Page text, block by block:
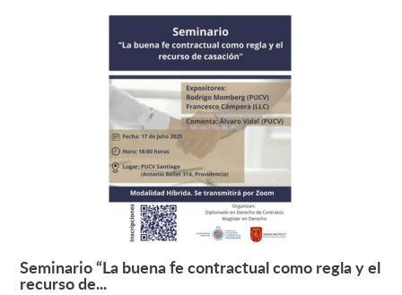
Leer más +
Seminario “La buena fe contractual como regla y el
recurso de...